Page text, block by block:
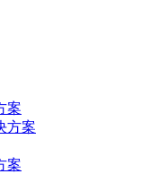
案
方案
案